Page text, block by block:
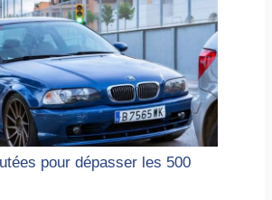
pour dépasser les 500